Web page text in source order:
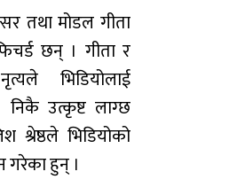
तथा मोडल गीता
छन् । गीता र
भिडियोलाई
उत्कृष्ट लाग्छ
श्रेष्ठले भिडियोको
गरेका हुन् ।